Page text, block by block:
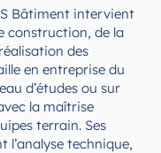
Bâtiment intervient
construction, de la
des
en entreprise du
d’études ou sur
la maîtrise
terrain. Ses
l’analyse technique,